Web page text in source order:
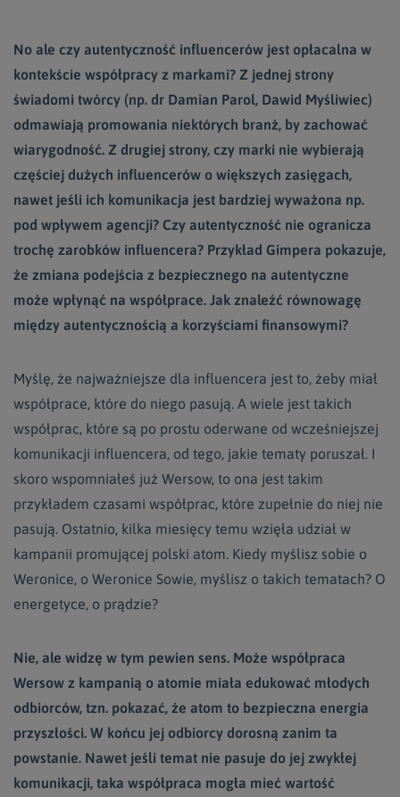
No ale czy autentyczność influencerów jest opłacalna w
kontekście współpracy z markami? Z jednej strony
świadomi twórcy (np. dr Damian Parol, Dawid Myśliwiec)
odmawiają promowania niektórych branż, by zachować
wiarygodność. Z drugiej strony, czy marki nie wybierają
częściej dużych influencerów o większych zasięgach,
nawet jeśli ich komunikacja jest bardziej wyważona np.
pod wpływem agencji? Czy autentyczność nie ogranicza
trochę zarobków influencera? Przykład Gimpera pokazuje,
że zmiana podejścia z bezpiecznego na autentyczne
może wpłynąć na współprace. Jak znaleźć równowagę
między autentycznością a korzyściami finansowymi?
Myślę, że najważniejsze dla influencera jest to, żeby miał
współprace, które do niego pasują. A wiele jest takich
współprac, które są po prostu oderwane od wcześniejszej
komunikacji influencera, od tego, jakie tematy poruszał. I
skoro wspomniałeś już Wersow, to ona jest takim
przykładem czasami współprac, które zupełnie do niej nie
pasują. Ostatnio, kilka miesięcy temu wzięła udział w
kampanii promującej polski atom. Kiedy myślisz sobie o
Weronice, o Weronice Sowie, myślisz o takich tematach? O
energetyce, o prądzie?
Nie, ale widzę w tym pewien sens. Może współpraca
Wersow z kampanią o atomie miała edukować młodych
odbiorców, tzn. pokazać, że atom to bezpieczna energia
przyszłości. W końcu jej odbiorcy dorosną zanim ta
powstanie. Nawet jeśli temat nie pasuje do jej zwykłej
komunikacji, taka współpraca mogła mieć wartość